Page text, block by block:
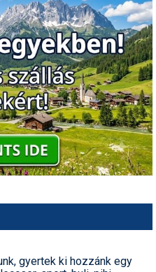
gyertek ki hozzánk egy